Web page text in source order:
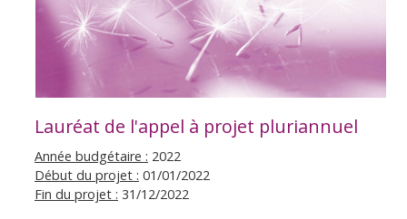
Lauréat de l'appel à projet pluriannuel
Année budgétaire : 2022
Début du projet : 01/01/2022
Fin du projet : 31/12/2022